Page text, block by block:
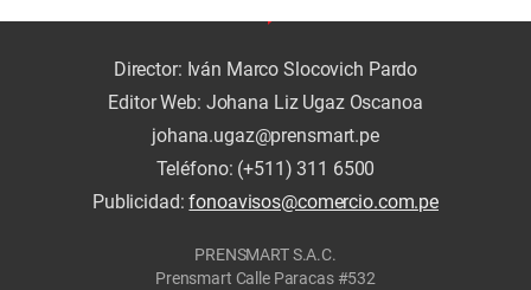
Director: Iván Marco Slocovich Pardo
Editor Web: Johana Liz Ugaz Oscanoa
johana.ugaz@prensmart.pe
Teléfono: (+511) 311 6500
Publicidad:fonoavisos@comercio.com.pe
PRENSMART S.A.C.
Prensmart Calle Paracas #532